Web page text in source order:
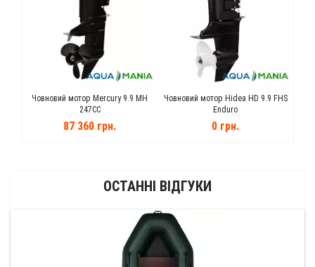
Човновий мотор Mercury 9.9 MH
247CC
87 360 грн.
Човновий мотор Hidea HD 9.9 FHS
Enduro
0 грн.
ОСТАННІ ВІДГУКИ